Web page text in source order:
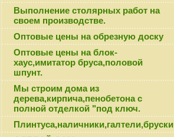
Выполнение столярных работ на
своем производстве.
Оптовые цены на обрезную доску
Оптовые цены на блок-
хаус,имитатор бруса,половой
шпунт.
Мы строим дома из
дерева,кирпича,пенобетона с
полной отделкой "под ключ.
Плинтуса,наличники,галтели,бруски